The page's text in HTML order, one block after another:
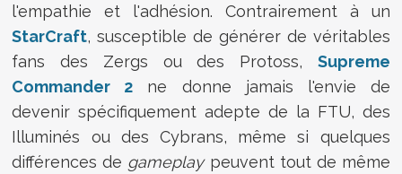
l'empathie et l'adhésion. Contrairement à un
StarCraft, susceptible de générer de véritables
fans des Zergs ou des Protoss, Supreme
Commander 2 ne donne jamais l'envie de
devenir spécifiquement adepte de la FTU, des
Illuminés ou des Cybrans, même si quelques
différences de gameplaypeuvent tout de même